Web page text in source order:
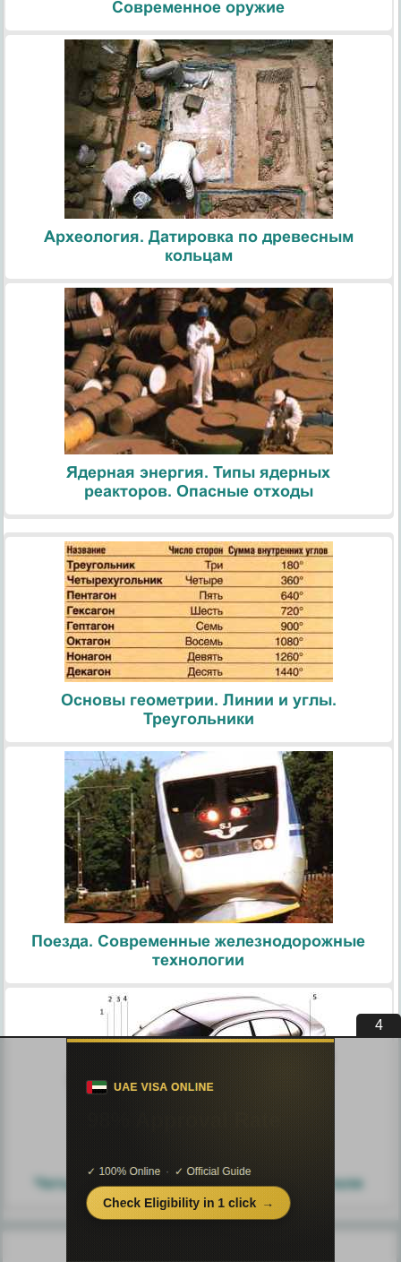
Современное оружие
Археология. Датировка по древесным
кольцам
Ядерная энергия. Типы ядерных
реакторов. Опасные отходы
Основы геометрии. Линии и углы.
Треугольники
Поезда. Современные железнодорожные
технологии
Узлы и агрегаты автомобиля.
Четырехтактный цикл работы двигателя
3